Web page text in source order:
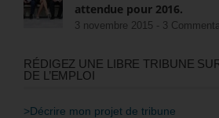
attendue pour 2016.
3 novembre 2015 - 3
RÉDIGEZ UNE LIBRE TRIBUNE
DE L’EMPLOI
>Décrire mon projet de tribune